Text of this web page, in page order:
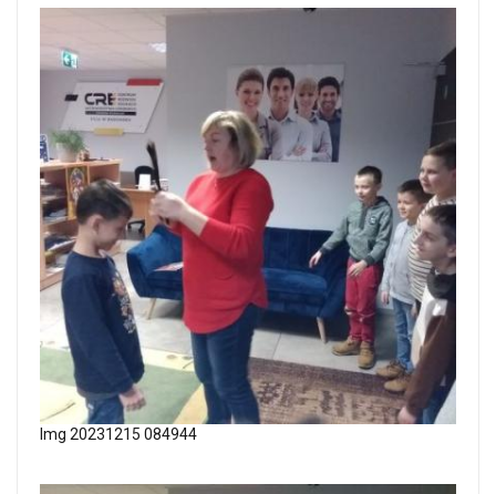
Img 20231215 084944